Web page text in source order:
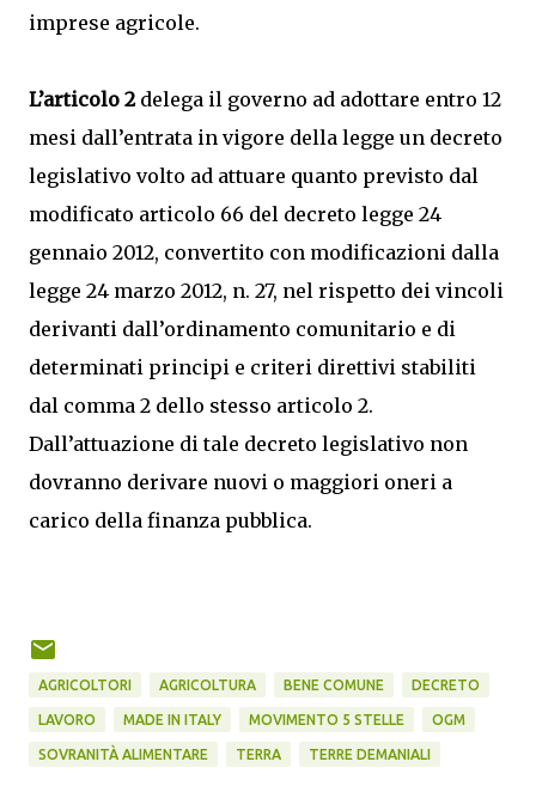
imprese agricole.
L’articolo 2delega il governo ad adottare entro 12
mesi dall’entrata in vigore della legge un decreto
legislativo volto ad attuare quanto previsto dal
modificato articolo 66 del decreto legge 24
gennaio 2012, convertito con modificazioni dalla
legge 24 marzo 2012, n. 27, nel rispetto dei vincoli
derivanti dall’ordinamento comunitario e di
determinati principi e criteri direttivi stabiliti
dal comma 2 dello stesso articolo 2.
Dall’attuazione di tale decreto legislativo non
dovranno derivare nuovi o maggiori oneri a
carico della finanza pubblica.
AGRICOLTORI AGRICOLTURA BENE COMUNE DECRETO
LAVORO MADE IN ITALY MOVIMENTO 5 STELLE OGM
SOVRANITÀ ALIMENTARE TERRA TERRE DEMANIALI